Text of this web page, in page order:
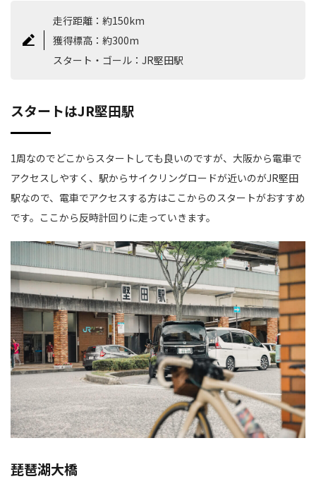
走行距離：約150km
獲得標高：約300m
スタート・ゴール：JR堅田駅
スタートはJR堅田駅
1周なのでどこからスタートしても良いのですが、大阪から電車で
アクセスしやすく、駅からサイクリングロードが近いのがJR堅田
駅なので、電車でアクセスする方はここからのスタートがおすすめ
です。ここから反時計回りに走っていきます。
琵琶湖大橋